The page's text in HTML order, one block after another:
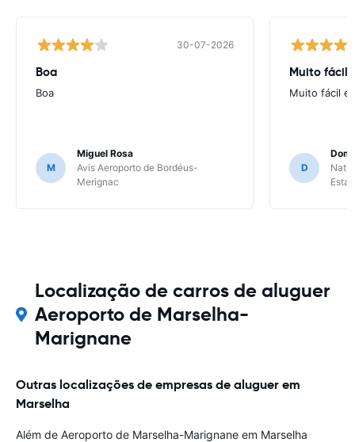
30-07-2026
Boa
Boa
M
Miguel Rosa
Avis Aeroporto de Bordéus-
Merignac
Muito fácil
Muito fácil e
D
Localização de carros de aluguer
Aeroporto de Marselha-
Marignane
Outras localizações de empresas de aluguer em
Marselha
Além de Aeroporto de Marselha-Marignane em Marselha